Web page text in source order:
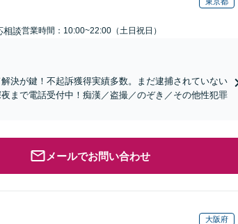
相談営業時間：10:00~22:00（土日祝日）
決が鍵！不起訴獲得実績多数。まだ逮捕されていない
まで電話受付中！痴漢／盗撮／のぞき／その他性犯罪
メールでお問い合わせ
大阪府